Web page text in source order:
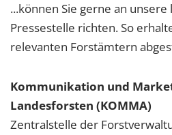
...können Sie gerne an
Pressestelle richten. So
relevanten Forstämtern
Kommunikation und
Landesforsten (KOMMA)
Zentralstelle der